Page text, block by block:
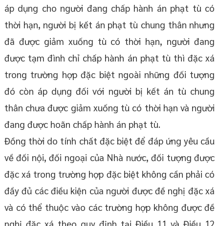
áp dụng cho người đang chấp hành án phạt tù có
thời hạn, người bị kết án phạt tù chung thân nhưng
đã được giảm xuống tù có thời hạn, người đang
được tạm đình chỉ chấp hành án phạt tù thì đặc xá
trong trường hợp đặc biệt ngoài những đối tượng
đó còn áp dụng đối với người bị kết án tù chung
thân chưa được giảm xuống tù có thời hạn và người
đang được hoãn chấp hành án phạt tù.
Đồng thời do tính chất đặc biệt để đáp ứng yêu cầu
về đối nội, đối ngoại của Nhà nước, đối tượng được
đặc xá trong trường hợp đặc biệt không cần phải có
đầy đủ các điều kiện của người được đề nghị đặc xá
và có thể thuộc vào các trường hợp không được đề